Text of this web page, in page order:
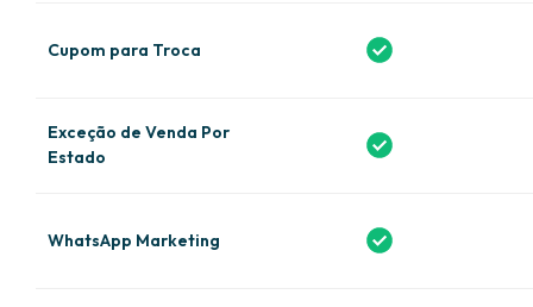
Cupom para Troca
Exceção de Venda Por
Estado
WhatsApp Marketing